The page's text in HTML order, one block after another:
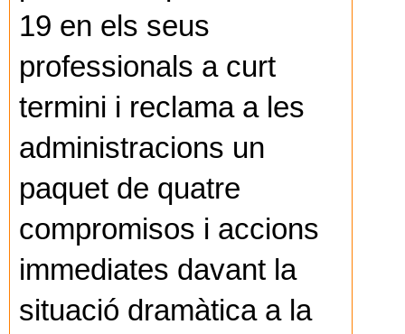
19 en els seus
professionals a curt
termini i reclama a les
administracions un
paquet de quatre
compromisos i accions
immediates davant la
situació dramàtica a la